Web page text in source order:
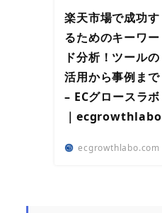
楽天市場で成功す
るためのキーワー
ド分析！ツールの
活用から事例まで
– ECグロースラボ
｜ecgrowthlabo
ecgrowthlabo.com